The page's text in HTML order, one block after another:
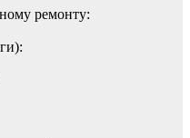
ремонту: